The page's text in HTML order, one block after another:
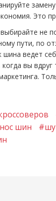
Это
не
пути, по
шина ведет
вы вдруг
шин